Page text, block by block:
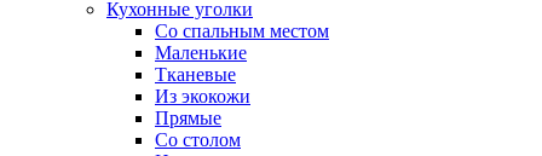
Кухонные уголки
Со спальным местом
Маленькие
Тканевые
Из экокожи
Прямые
Со столом